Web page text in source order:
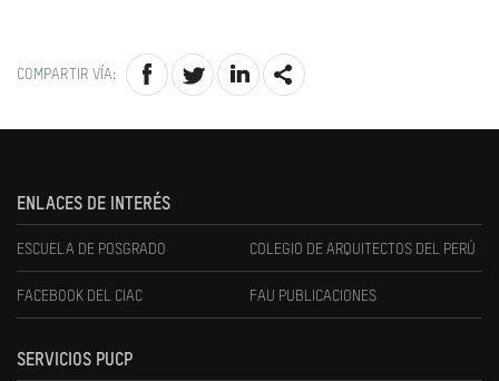
COMPARTIR VÍA:
ENLACES DE INTERÉS
ESCUELA DE POSGRADO COLEGIO DE ARQUITECTOS DEL PERÚ
FACEBOOK DEL CIAC FAU PUBLICACIONES
SERVICIOS PUCP